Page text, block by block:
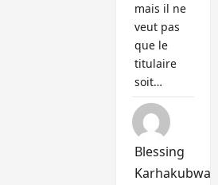
mais il ne
veut pas
que le
titulaire
soit…
Blessing
Karhakubwa